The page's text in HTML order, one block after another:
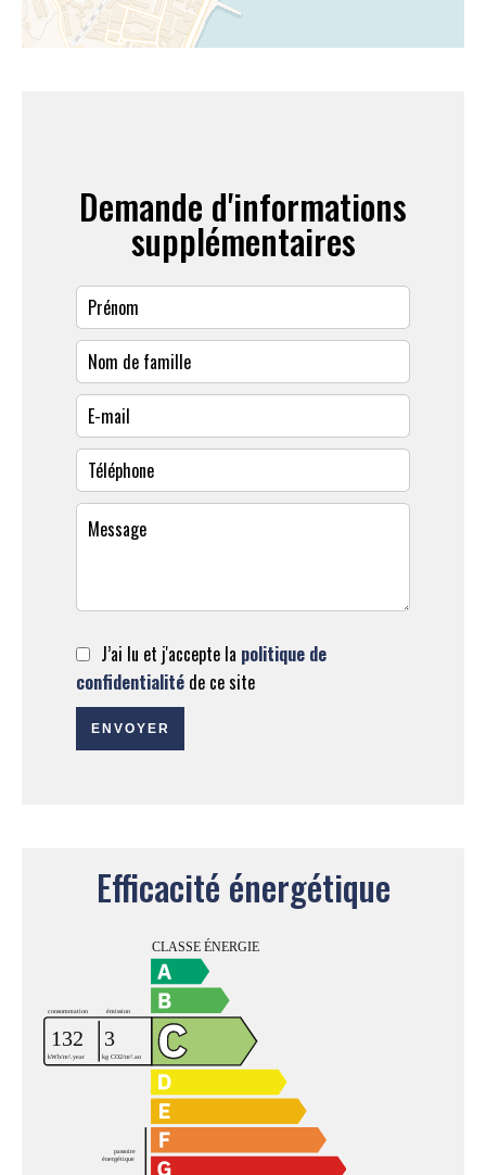
Demande d'informations
supplémentaires
J’ai lu et j'accepte la politique de
confidentialité de ce site
ENVOYER
Efficacité énergétique